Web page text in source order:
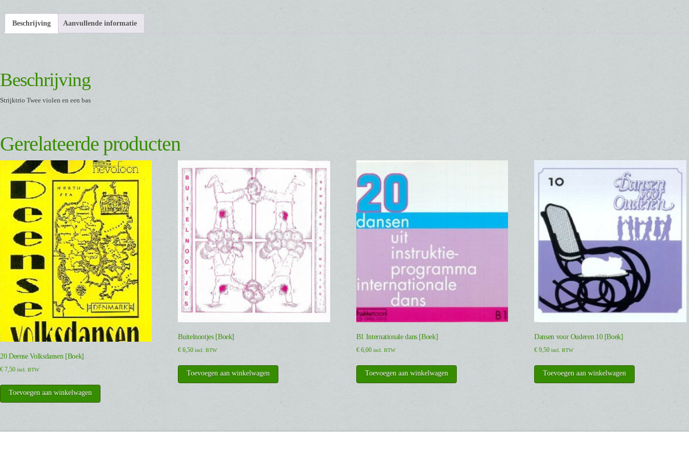
Beschrijving Aanvullende informatie
Beschrijving
Strijktrio Twee violen en een bas
Gerelateerde producten
20 Deense Volksdansen [Boek]
€ 7,50 incl. BTW
Toevoegen aan winkelwagen
Buitelnootjes [Boek]
€ 6,50 incl. BTW
Toevoegen aan winkelwagen
B1 Internationale dans [Boek]
€6,00 incl. BTW
Toevoegen aan winkelwagen
Dansen voor Ouderen 10 [Boek]
€ 9,50 incl. BTW
Toevoegen aan winkelwagen